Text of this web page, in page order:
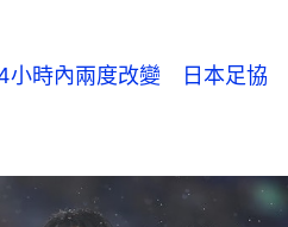
小時內兩度改變 日本足協